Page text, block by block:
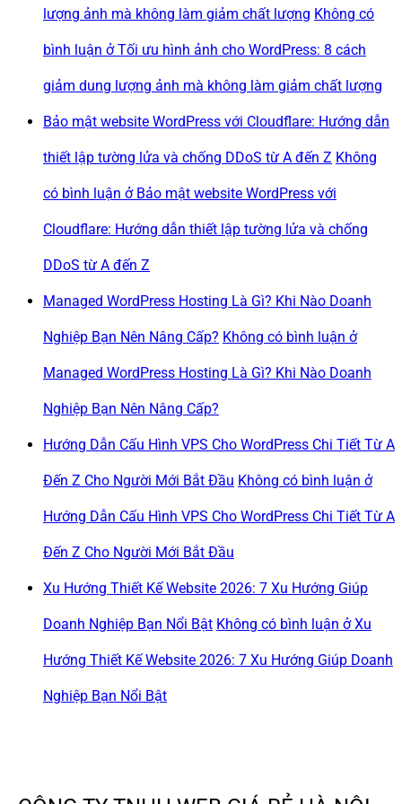
lượng ảnh mà không làm giảm chất lượng Không có
bình luận ở Tối ưu hình ảnh cho WordPress: 8 cách
giảm dung lượng ảnh mà không làm giảm chất lượng
Bảo mật website WordPress với Cloudflare: Hướng dẫn
thiết lập tường lửa và chống DDoS từ A đến Z Không
có bình luận ở Bảo mật website WordPress với
Cloudflare: Hướng dẫn thiết lập tường lửa và chống
DDoS từ A đến Z
Managed WordPress Hosting Là Gì? Khi Nào Doanh
Nghiệp Bạn Nên Nâng Cấp? Không có bình luận ở
Managed WordPress Hosting Là Gì? Khi Nào Doanh
Nghiệp Bạn Nên Nâng Cấp?
Hướng Dẫn Cấu Hình VPS Cho WordPress Chi Tiết Từ A
Đến Z Cho Người Mới Bắt Đầu Không có bình luận ở
Hướng Dẫn Cấu Hình VPS Cho WordPress Chi Tiết Từ A
Đến Z Cho Người Mới Bắt Đầu
Xu Hướng Thiết Kế Website 2026: 7 Xu Hướng Giúp
Doanh Nghiệp Bạn Nổi Bật Không có bình luận ở Xu
Hướng Thiết Kế Website 2026: 7 Xu Hướng Giúp Doanh
Nghiệp Bạn Nổi Bật